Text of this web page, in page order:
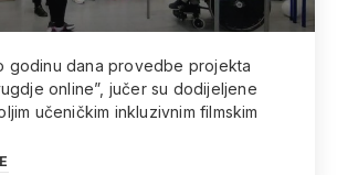
godinu dana provedbe projekta
online”, jučer su dodijeljene
učeničkim inkluzivnim filmskim